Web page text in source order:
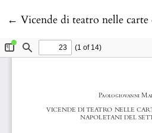
← Return to Article Details
Vicende di teatro nelle carte dei notai reali napoletani